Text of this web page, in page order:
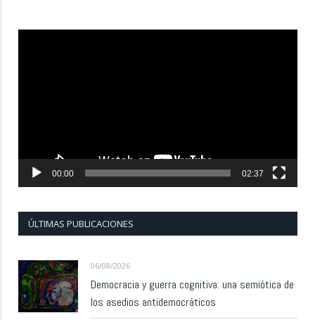
00:00 02:37
ÚLTIMAS PUBLICACIONES
06/08/2026
Democracia y guerra cognitiva: una semiótica de
los asedios antidemocráticos